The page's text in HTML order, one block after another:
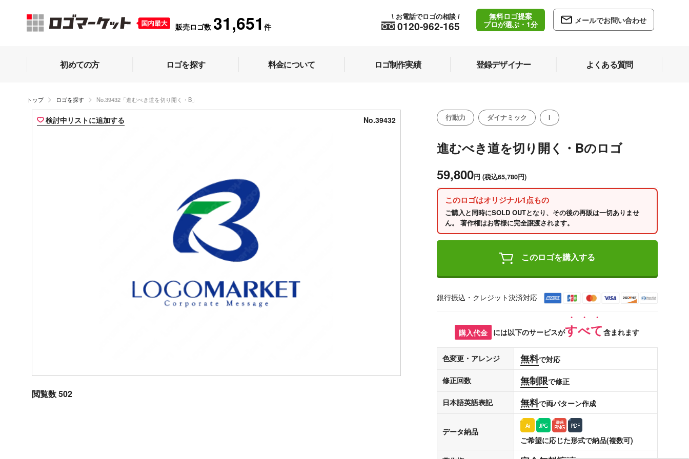
販売ロゴ数 31,651 件 0120-962-165
\ お電話でロゴの相談 /
無料ロゴ提案
プロが選ぶ・1分
メールでお問い合わせ
初めての方 ロゴを探す 料金について ロゴ制作実績 登録デザイナー よくある質問
トップ ロゴを探す No.39432「進むべき道を切り開く・B」
検討中リストに追加する No.39432
閲覧数 502
行動力 ダイナミック I
進むべき道を切り開く・Bのロゴ
59,800円 (税込65,780円)
このロゴはオリジナル1点もの
ご購入と同時にSOLD OUTとなり、その後の再販は一切ありませ
ん。 著作権はお客様に完全譲渡されます。
このロゴを購入する
銀行振込・クレジット決済対応
購入代金 には以下のサービスがすべて含まれます
色変更・アレンジ 無料で対応
修正回数 無制限で修正
日本語英語表記 無料で両パターン作成
データ納品
ご希望に応じた形式で納品(複数可)